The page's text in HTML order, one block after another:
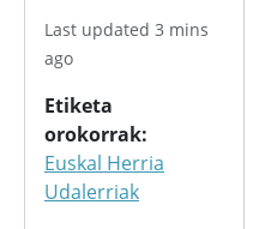
Last updated 3 mins
ago
Etiketa
orokorrak
Euskal Herria
Udalerriak